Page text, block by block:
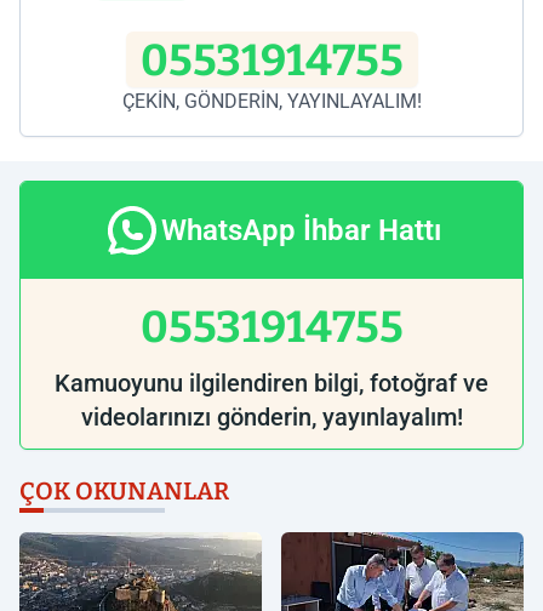
05531914755
ÇEKİN, GÖNDERİN, YAYINLAYALIM!
WhatsApp İhbar Hattı
05531914755
Kamuoyunu ilgilendiren bilgi, fotoğraf ve
videolarınızı gönderin, yayınlayalım!
ÇOK OKUNANLAR